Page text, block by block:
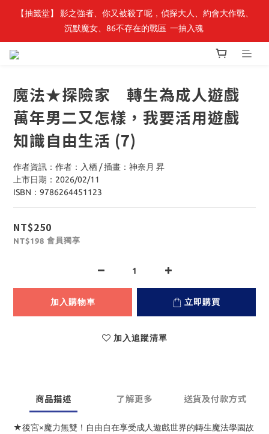
【轉生史萊姆】系列書展🌟系列小說 79 折，滿$389送「完節紀念
明信片組」
【抽籤堂】 影之強者、你又被殺了呢，偵探大人、約會大作戰、
沉默魔女、86不存在的戰區  一抽入魂
【轉生史萊姆】系列書展🌟系列小說 79 折，滿$389送「完節紀念
魔法★探險家 轉生為成人遊戲
萬年男二又怎樣，我要活用遊戲
知識自由生活 (7)
作者資訊：作者：入栖 / 插畫：神奈月 昇
上市日期：2026/02/11
ISBN：9786264451123
NT$250
NT$198 會員獨享
加入購物車 立即購買
加入追蹤清單
商品描述 了解更多 送貨及付款方式
★後宮×魔力無雙！自由自在享受成人遊戲世界的轉生魔法學園故